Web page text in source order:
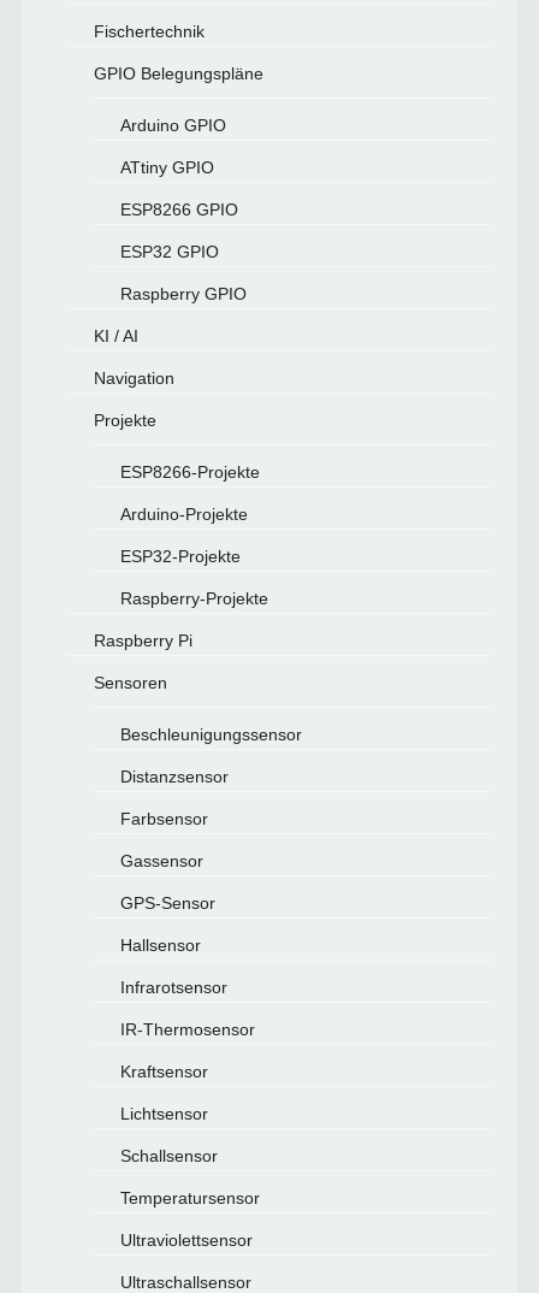
Fischertechnik
GPIO Belegungspläne
Arduino GPIO
ATtiny GPIO
ESP8266 GPIO
ESP32 GPIO
Raspberry GPIO
KI / AI
Navigation
Projekte
ESP8266-Projekte
Arduino-Projekte
ESP32-Projekte
Raspberry-Projekte
Raspberry Pi
Sensoren
Beschleunigungssensor
Distanzsensor
Farbsensor
Gassensor
GPS-Sensor
Hallsensor
Infrarotsensor
IR-Thermosensor
Kraftsensor
Lichtsensor
Schallsensor
Temperatursensor
Ultraviolettsensor
Ultraschallsensor